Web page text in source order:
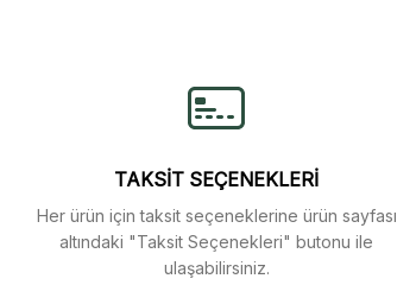
TAKSİT SEÇENEKLERİ
Her ürün için taksit seçeneklerine ürün sayfası
altındaki "Taksit Seçenekleri" butonu ile
ulaşabilirsiniz.